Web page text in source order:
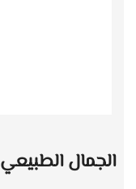
الجمال الطبيعي